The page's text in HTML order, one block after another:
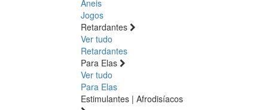
Aneis
Jogos
Retardantes
Ver tudo
Retardantes
Para Elas
Ver tudo
Para Elas
Estimulantes | Afrodisíacos